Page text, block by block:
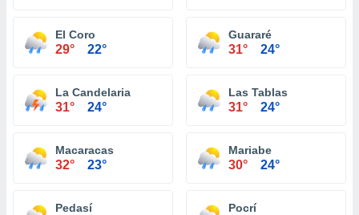
El Coro
29° 22°
Guararé
31° 24°
La Candelaria
31° 24°
Las Tablas
31° 24°
Macaracas
32° 23°
Mariabe
30° 24°
Pedasí Pocrí